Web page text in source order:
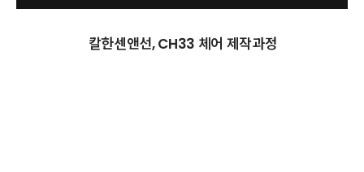
칼한센앤선, CH33 체어 제작과정